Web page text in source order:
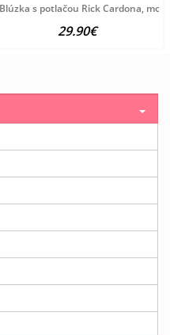
Blúzka s potlačou Rick Cardona,
29.90€